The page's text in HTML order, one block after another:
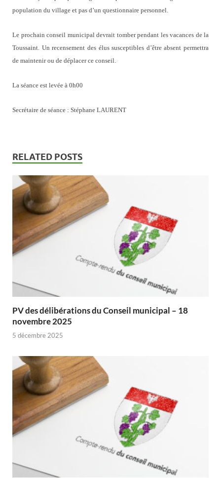
population du village et pas d’un questionnaire personnel.
Le prochain conseil municipal devrait tomber pendant les vacances de la
Toussaint. Un recensement des élus susceptibles d’être absent permettra
de maintenir ou de déplacer ce conseil.
La séance est levée à 0h00
Secrétaire de séance : Stéphane LAURENT
RELATED POSTS
PV des délibérations du Conseil municipal – 18
novembre 2025
5 décembre 2025